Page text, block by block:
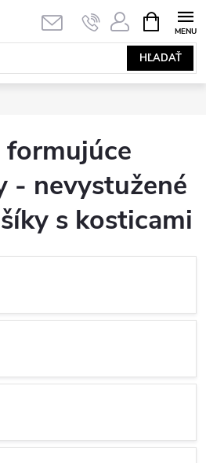
HĽADAŤ
KOŠÍK
- nevystužené
s kosticami